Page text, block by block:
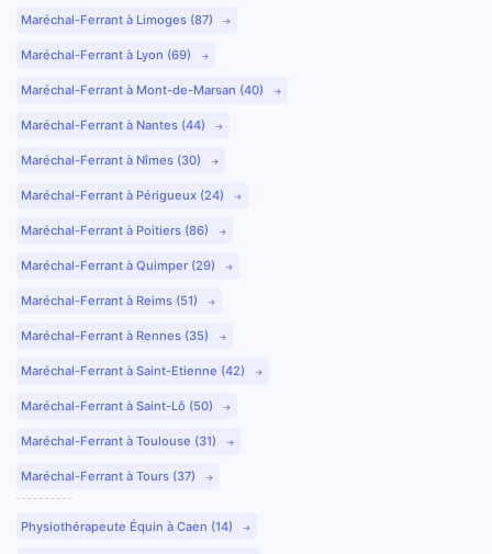
Maréchal-Ferrant à Limoges (87)
Maréchal-Ferrant à Lyon (69)
Maréchal-Ferrant à Mont-de-Marsan (40)
Maréchal-Ferrant à Nantes (44)
Maréchal-Ferrant à Nîmes (30)
Maréchal-Ferrant à Périgueux (24)
Maréchal-Ferrant à Poitiers (86)
Maréchal-Ferrant à Quimper (29)
Maréchal-Ferrant à Reims (51)
Maréchal-Ferrant à Rennes (35)
Maréchal-Ferrant à Saint-Etienne (42)
Maréchal-Ferrant à Saint-Lô (50)
Maréchal-Ferrant à Toulouse (31)
Maréchal-Ferrant à Tours (37)
Physiothérapeute Équin à Caen (14)